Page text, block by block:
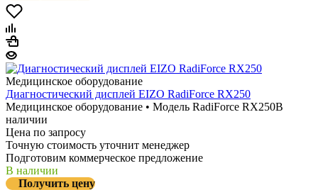
Медицинское оборудование
Диагностический дисплей EIZO RadiForce RX250
Медицинское оборудование • Модель RadiForce RX250В
наличии
Цена по запросу
Точную стоимость уточнит менеджер
Подготовим коммерческое предложение
В наличии
Получить цену